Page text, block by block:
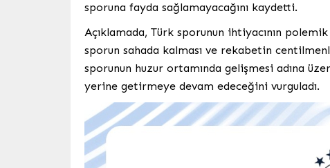
sporuna fayda sağlamayacağını kaydetti.
Açıklamada, Türk sporunun ihtiyacının
sporun sahada kalması ve rekabetin
sporunun huzur ortamında gelişmesi adına
yerine getirmeye devam edeceğini vurguladı.